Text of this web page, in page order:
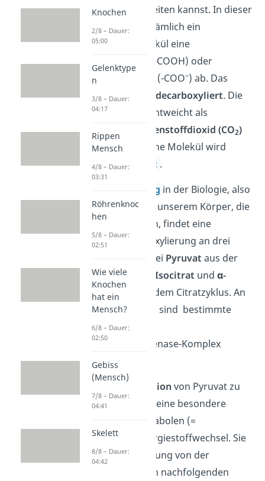
ihren Namen herleiten kannst. In dieser
Reaktion spaltet nämlich ein
Carbonsäuremolekül eine
Carboxylgruppe
(-COOH) oder
Carboxylatgruppe (-COO–) ab. Das
Molekül wird also decarboxyliert. Die
Carboxylgruppe entweicht als
gasförmiges
Kohlenstoffdioxid (CO2)
und das verbliebene Molekül wird
daraufhinoxidiert .
Zellatmung in der Biologie, also
den Reaktionen in unserem Körper, die
uns Energie liefern, findet eine
oxidative Decarboxylierung an drei
Molekülen statt: bei Pyruvat aus der
Glykolyse und bei Isocitrat und α-
Ketoglutarat
aus dem Citratzyklus. An
diesen Reaktionen sind bestimmte
Enzyme wie der
Pyruvatdehydrogenase-Komplex
beteiligt.
Pyruvatoxidation von Pyruvat zu
Acetyl-CoA besitzt eine besondere
Bedeutung im katabolen (=
abbauenden) Energiestoffwechsel. Sie
stellt eine Verbindung von der
mit dem nachfolgenden
Knochen
2/8 – Dauer:
05:00
Gelenktype
n
3/8 – Dauer:
04:17
Rippen
Mensch
4/8 – Dauer:
03:31
Röhrenknoc
hen
5/8 – Dauer:
02:51
Wie viele
Knochen
hat ein
Mensch?
6/8 – Dauer:
02:50
Gebiss
(Mensch)
7/8 – Dauer:
04:41
Skelett
8/8 – Dauer:
04:42